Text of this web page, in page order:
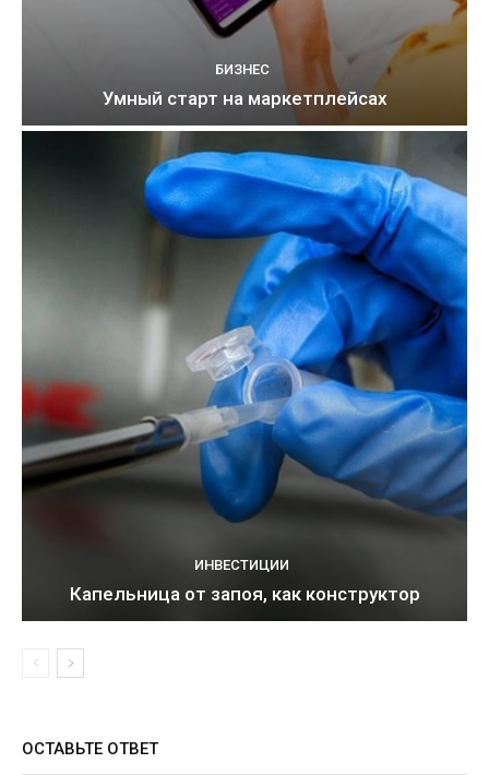
БИЗНЕС
Умный старт на маркетплейсах
ИНВЕСТИЦИИ
Капельница от запоя, как конструктор
ОСТАВЬТЕ ОТВЕТ